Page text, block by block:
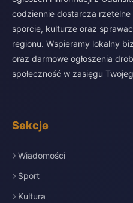
codziennie dostarcza
sporcie, kulturze oraz
regionu. Wspieramy lokalny
oraz darmowe ogłoszenia
społeczność w zasięgu
Sekcje
Wiadomości
Sport
Kultura